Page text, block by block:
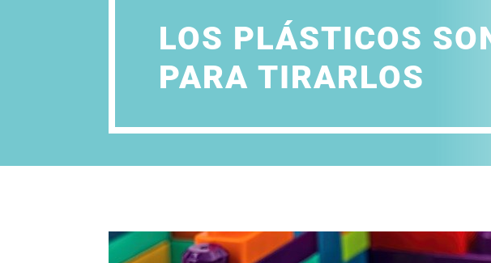
LOS PLÁSTICOS
PARA TIRARLOS